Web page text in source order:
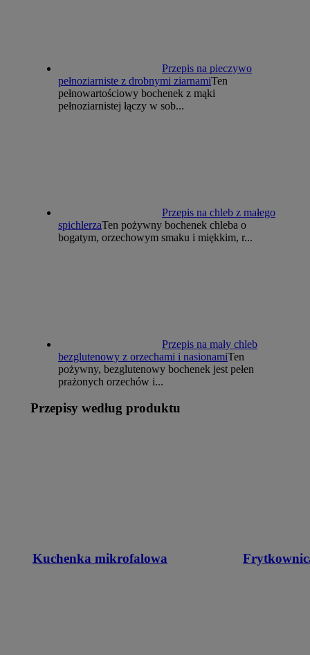
Przepis na pieczywo
pełnoziarniste z drobnymi ziarnamiTen
pełnowartościowy bochenek z mąki
pełnoziarnistej łączy w sob...
Przepis na chleb z małego
spichlerzaTen pożywny bochenek chleba o
bogatym, orzechowym smaku i miękkim, r...
Przepis na mały chleb
bezglutenowy z orzechami i nasionamiTen
pożywny, bezglutenowy bochenek jest pełen
prażonych orzechów i...
Przepisy według produktu
Kuchenka mikrofalowa